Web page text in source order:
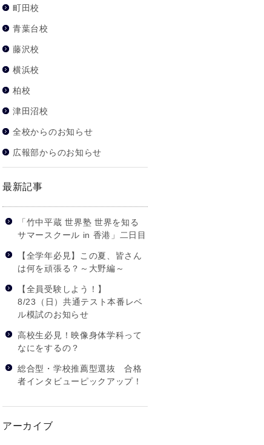
町田校
青葉台校
藤沢校
横浜校
柏校
津田沼校
全校からのお知らせ
広報部からのお知らせ
最新記事
「竹中平蔵 世界塾 世界を知る
サマースクール in 香港」二日目
【全学年必見】この夏、皆さん
は何を頑張る？～大野編～
【全員受験しよう！】
8/23（日）共通テスト本番レベ
ル模試のお知らせ
高校生必見！映像身体学科って
なにをするの？
総合型・学校推薦型選抜 合格
者インタビューピックアップ！
アーカイブ